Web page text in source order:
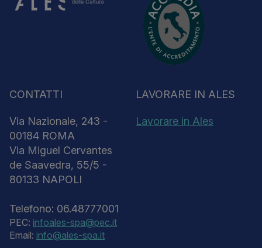
CONTATTI
Via Nazionale, 243 -
00184 ROMA
Via Miguel Cervantes
de Saavedra, 55/5 -
80133 NAPOLI
Telefono: 06.48777001
PEC: infoales-spa@pec.it
Email: info@ales-spa.it
LAVORARE IN ALES
Lavorare in Ales